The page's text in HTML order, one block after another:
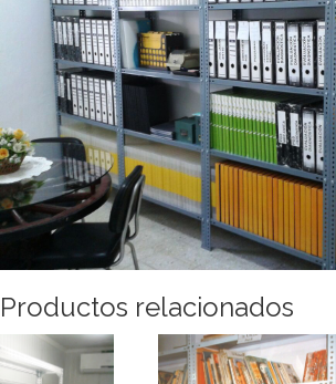
Productos relacionados